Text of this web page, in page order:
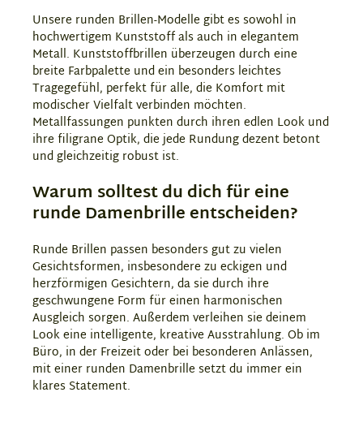
Unsere runden Brillen-Modelle gibt es sowohl in
hochwertigem Kunststoff als auch in elegantem
Metall. Kunststoffbrillen überzeugen durch eine
breite Farbpalette und ein besonders leichtes
Tragegefühl, perfekt für alle, die Komfort mit
modischer Vielfalt verbinden möchten.
Metallfassungen punkten durch ihren edlen Look und
ihre filigrane Optik, die jede Rundung dezent betont
und gleichzeitig robust ist.
Warum solltest du dich für eine
runde Damenbrille entscheiden?
Runde Brillen passen besonders gut zu vielen
Gesichtsformen, insbesondere zu eckigen und
herzförmigen Gesichtern, da sie durch ihre
geschwungene Form für einen harmonischen
Ausgleich sorgen. Außerdem verleihen sie deinem
Look eine intelligente, kreative Ausstrahlung. Ob im
Büro, in der Freizeit oder bei besonderen Anlässen,
mit einer runden Damenbrille setzt du immer ein
klares Statement.